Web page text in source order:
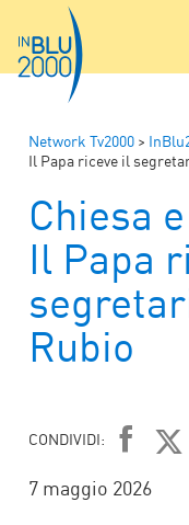
Network Tv2000 >
Il Papa riceve il
Chiesa
Il Papa
Rubio
CONDIVIDI:
7 maggio 2026